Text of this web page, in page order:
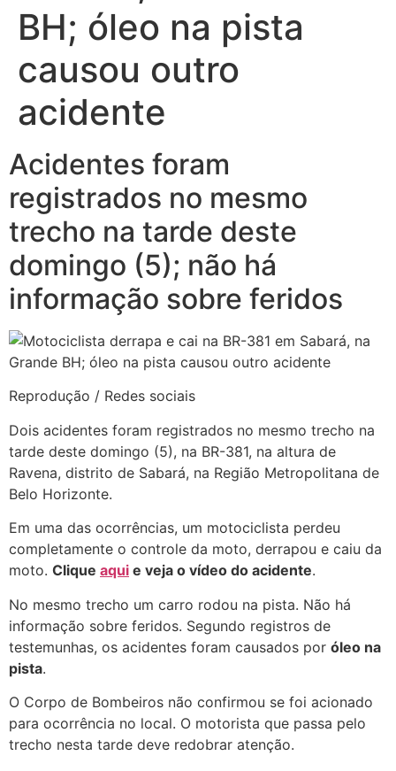
BH; óleo na pista
causou outro
acidente
Acidentes foram
registrados no mesmo
trecho na tarde deste
domingo (5); não há
informação sobre feridos
Reprodução / Redes sociais
Dois acidentes foram registrados no mesmo trecho na
tarde deste domingo (5), na BR-381, na altura de
Ravena, distrito de Sabará, na Região Metropolitana de
Belo Horizonte.
Em uma das ocorrências, um motociclista perdeu
completamente o controle da moto, derrapou e caiu da
moto. Clique aqui e veja o vídeo do acidente.
No mesmo trecho um carro rodou na pista. Não há
informação sobre feridos. Segundo registros de
testemunhas, os acidentes foram causados por óleo na
pista.
O Corpo de Bombeiros não confirmou se foi acionado
para ocorrência no local. O motorista que passa pelo
trecho nesta tarde deve redobrar atenção.